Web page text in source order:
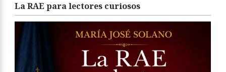
La RAE para lectores curiosos